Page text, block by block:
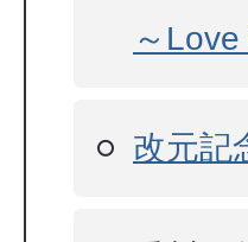
～Love
改元記